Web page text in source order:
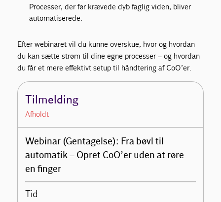
Processer, der før krævede dyb faglig viden, bliver
automatiserede.
Efter webinaret vil du kunne overskue, hvor og hvordan
du kan sætte strøm til dine egne processer – og hvordan
du får et mere effektivt setup til håndtering af CoO’er.
Tilmelding
Afholdt
Webinar (Gentagelse): Fra bøvl til
automatik – Opret CoO’er uden at røre
en finger
Tid